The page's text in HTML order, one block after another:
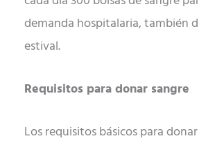
demanda hospitalaria, también
estival.
Requisitos para donar sangre
Los requisitos básicos para